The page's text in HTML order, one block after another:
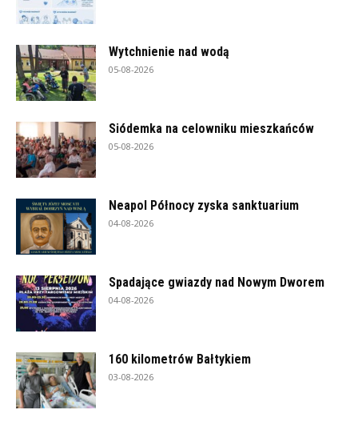
Wytchnienie nad wodą
05-08-2026
Siódemka na celowniku mieszkańców
05-08-2026
Neapol Północy zyska sanktuarium
04-08-2026
Spadające gwiazdy nad Nowym Dworem
04-08-2026
160 kilometrów Bałtykiem
03-08-2026